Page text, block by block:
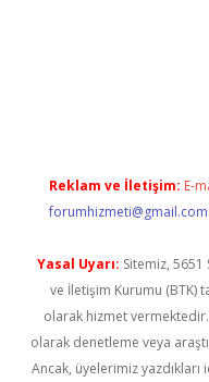
Reklam ve İletişim: E-
forumhizmeti@gmail.com
Yasal Uyarı: Sitemiz, 5651
ve İletişim Kurumu (BTK)
olarak hizmet
olarak denetleme veya
Ancak, üyelerimiz